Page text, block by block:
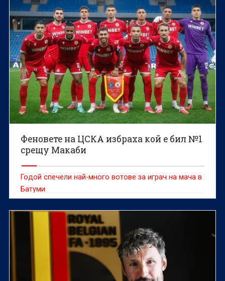
Феновете на ЦСКА избраха кой е бил №1
срещу Макаби
Годой спечели най-много вотове за играч на мача в
Батуми